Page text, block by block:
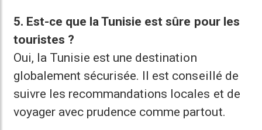
5. Est-ce que la Tunisie est sûre pour les
touristes ?
Oui, la Tunisie est une destination
globalement sécurisée. Il est conseillé de
suivre les recommandations locales et de
voyager avec prudence comme partout.